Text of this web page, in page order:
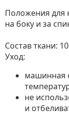
Положения для
на боку и за
Состав ткани:
Уход:
машинная
не
и